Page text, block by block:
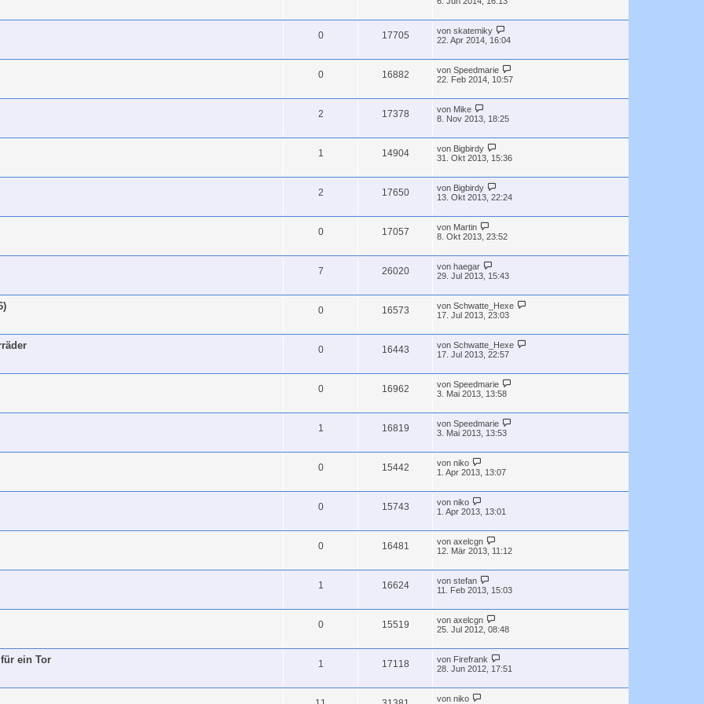
0 17705 von skatemiky
22. Apr 2014, 16:04
0 16882 von Speedmarie
22. Feb 2014, 10:57
2 17378 von Mike
8. Nov 2013, 18:25
1 14904 von Bigbirdy
31. Okt 2013, 15:36
2 17650 von Bigbirdy
13. Okt 2013, 22:24
0 17057 von Martin
8. Okt 2013, 23:52
7 26020 von haegar
29. Jul 2013, 15:43
0 16573 von Schwatte_Hexe
17. Jul 2013, 23:03
0 16443 von Schwatte_Hexe
17. Jul 2013, 22:57
0 16962 von Speedmarie
3. Mai 2013, 13:58
1 16819 von Speedmarie
3. Mai 2013, 13:53
0 15442 von niko
1. Apr 2013, 13:07
0 15743 von niko
1. Apr 2013, 13:01
0 16481 von axelcgn
12. Mär 2013, 11:12
1 16624 von stefan
11. Feb 2013, 15:03
0 15519 von axelcgn
25. Jul 2012, 08:48
ein Tor 1 17118 von Firefrank
28. Jun 2012, 17:51
von niko